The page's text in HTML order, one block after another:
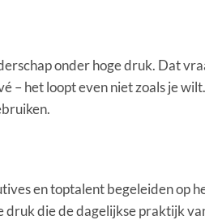
onder hoge druk. Dat
– het loopt even niet zoals je
en toptalent begeleiden
druk die de dagelijkse praktijk